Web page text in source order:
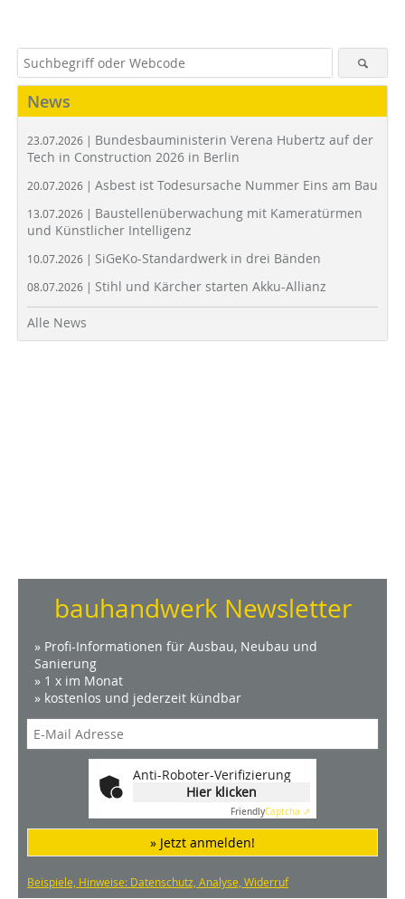
News
23.07.2026 | Bundesbauministerin Verena Hubertz auf der
Tech in Construction 2026 in Berlin
20.07.2026 | Asbest ist Todesursache Nummer Eins am Bau
13.07.2026 | Baustellenüberwachung mit Kameratürmen
und Künstlicher Intelligenz
10.07.2026 | SiGeKo-Standardwerk in drei Bänden
08.07.2026 | Stihl und Kärcher starten Akku-Allianz
Alle News
bauhandwerk Newsletter
» Profi-Informationen für Ausbau, Neubau und
Sanierung
» 1 x im Monat
» kostenlos und jederzeit kündbar
Anti-Roboter-Verifizierung
Hier klicken
FriendlyCaptcha ⇗
» Jetzt anmelden!
Beispiele, Hinweise: Datenschutz, Analyse, Widerruf